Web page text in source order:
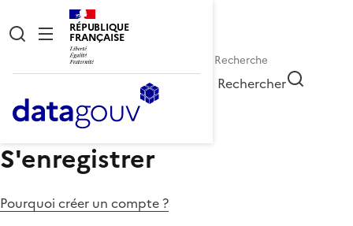
RÉPUBLIQUE
FRANÇAISE
Rechercher
S'enregistrer
Pourquoi créer un compte ?